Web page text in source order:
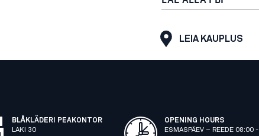
LEIA KAUPLUS
BLÅKLÄDERI PEAKONTOR
LAKI 30
OPENING HOURS
ESMASPÄEV – REEDE 08:00 -